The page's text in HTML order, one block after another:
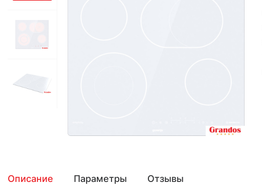
Описание Параметры Отзывы